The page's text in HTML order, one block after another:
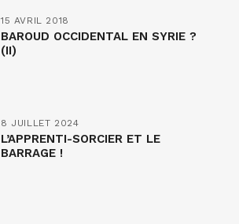
15 AVRIL 2018
BAROUD OCCIDENTAL EN SYRIE ?
(II)
8 JUILLET 2024
L’APPRENTI-SORCIER ET LE
BARRAGE !